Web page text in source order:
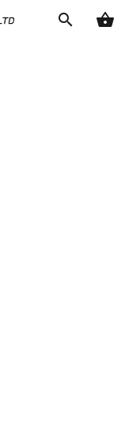
search shopping_basket